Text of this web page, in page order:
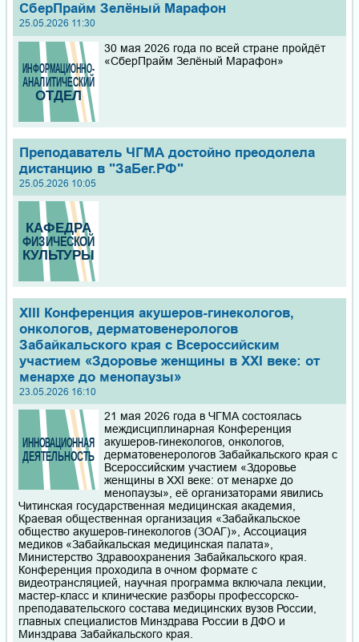
СберПрайм Зелёный Марафон
25.05.2026 11:30
30 мая 2026 года по всей стране пройдёт
«СберПрайм Зелёный Марафон»
Преподаватель ЧГМА достойно преодолела
дистанцию в "ЗаБег.РФ"
25.05.2026 10:05
XIII Конференция акушеров-гинекологов,
онкологов, дерматовенерологов
Забайкальского края с Всероссийским
участием «Здоровье женщины в XXI веке: от
менархе до менопаузы»
23.05.2026 16:10
21 мая 2026 года в ЧГМА состоялась
междисциплинарная Конференция
акушеров-гинекологов, онкологов,
дерматовенерологов Забайкальского края с
Всероссийским участием «Здоровье
женщины в XXI веке: от менархе до
менопаузы», её организаторами явились
Читинская государственная медицинская академия,
Краевая общественная организация «Забайкальское
общество акушеров-гинекологов (ЗОАГ)», Ассоциация
медиков «Забайкальская медицинская палата»,
Министерство Здравоохранения Забайкальского края.
Конференция проходила в очном формате с
видеотрансляцией, научная программа включала лекции,
мастер-класс и клинические разборы профессорско-
преподавательского состава медицинских вузов России,
главных специалистов Минздрава России в ДФО и
Минздрава Забайкальского края.